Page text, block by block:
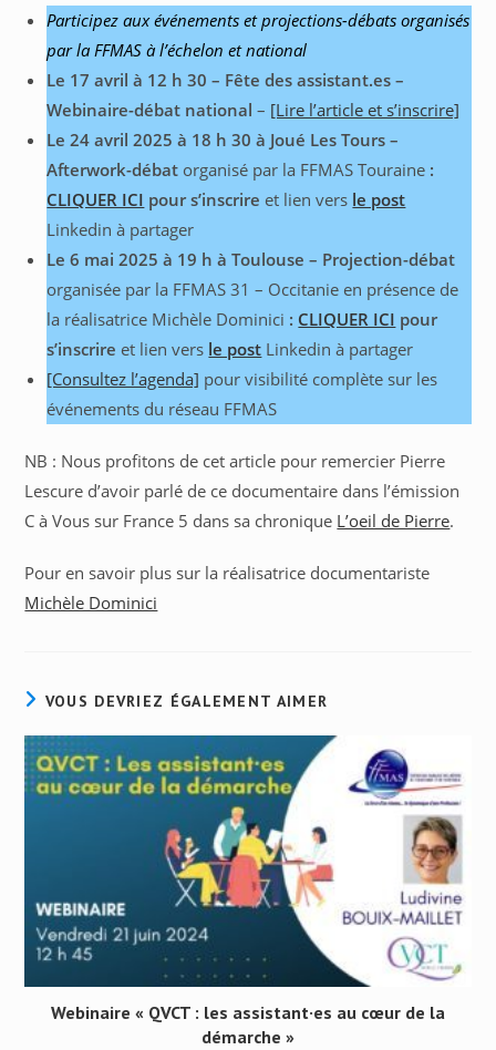
Participez aux événements et projections-débats organisés
par la FFMAS à l’échelon et national
Le 17 avril à 12 h 30 – Fête des assistant.es –
Webinaire-débat national– [Lire l’article et s’inscrire]
Le 24 avril 2025 à 18 h 30 à Joué Les Tours –
Afterwork-débat organisé par la FFMAS Touraine :
CLIQUER ICI pour s’inscrire et lien vers le post
Linkedin à partager
Le 6 mai 2025 à 19 h à Toulouse – Projection-débat
organisée par la FFMAS 31 – Occitanie en présence de
la réalisatrice Michèle Dominici : CLIQUER ICI pour
s’inscrire et lien vers le post Linkedin à partager
[Consultez l’agenda] pour visibilité complète sur les
événements du réseau FFMAS
NB : Nous profitons de cet article pour remercier Pierre
Lescure d’avoir parlé de ce documentaire dans l’émission
C à Vous sur France 5 dans sa chronique L’oeil de Pierre.
Pour en savoir plus sur la réalisatrice documentariste
Michèle Dominici
VOUS DEVRIEZ ÉGALEMENT AIMER
Webinaire « QVCT : les assistant·es au cœur de la
démarche »